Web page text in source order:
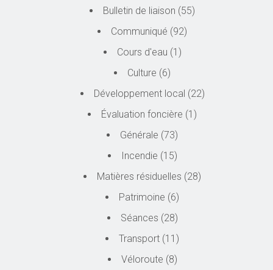
Bulletin de liaison (55)
Communiqué (92)
Cours d'eau (1)
Culture (6)
Développement local (22)
Évaluation foncière (1)
Générale (73)
Incendie (15)
Matières résiduelles (28)
Patrimoine (6)
Séances (28)
Transport (11)
Véloroute (8)